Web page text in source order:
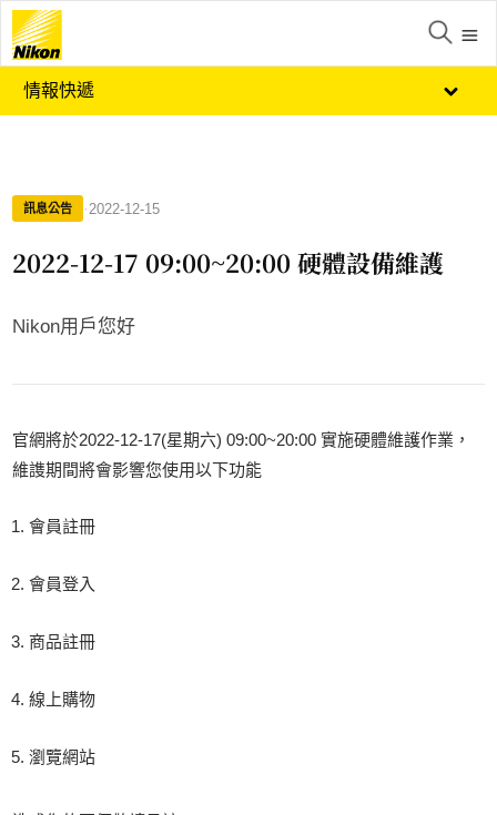
情報快遞
訊息公告 · 2022-12-15
2022-12-17 09:00~20:00 硬體設備維護
Nikon用戶您好
官網將於2022-12-17(星期六) 09:00~20:00 實施硬體維護作業，
維謢期間將會影響您使用以下功能
會員註冊
會員登入
商品註冊
線上購物
瀏覽網站